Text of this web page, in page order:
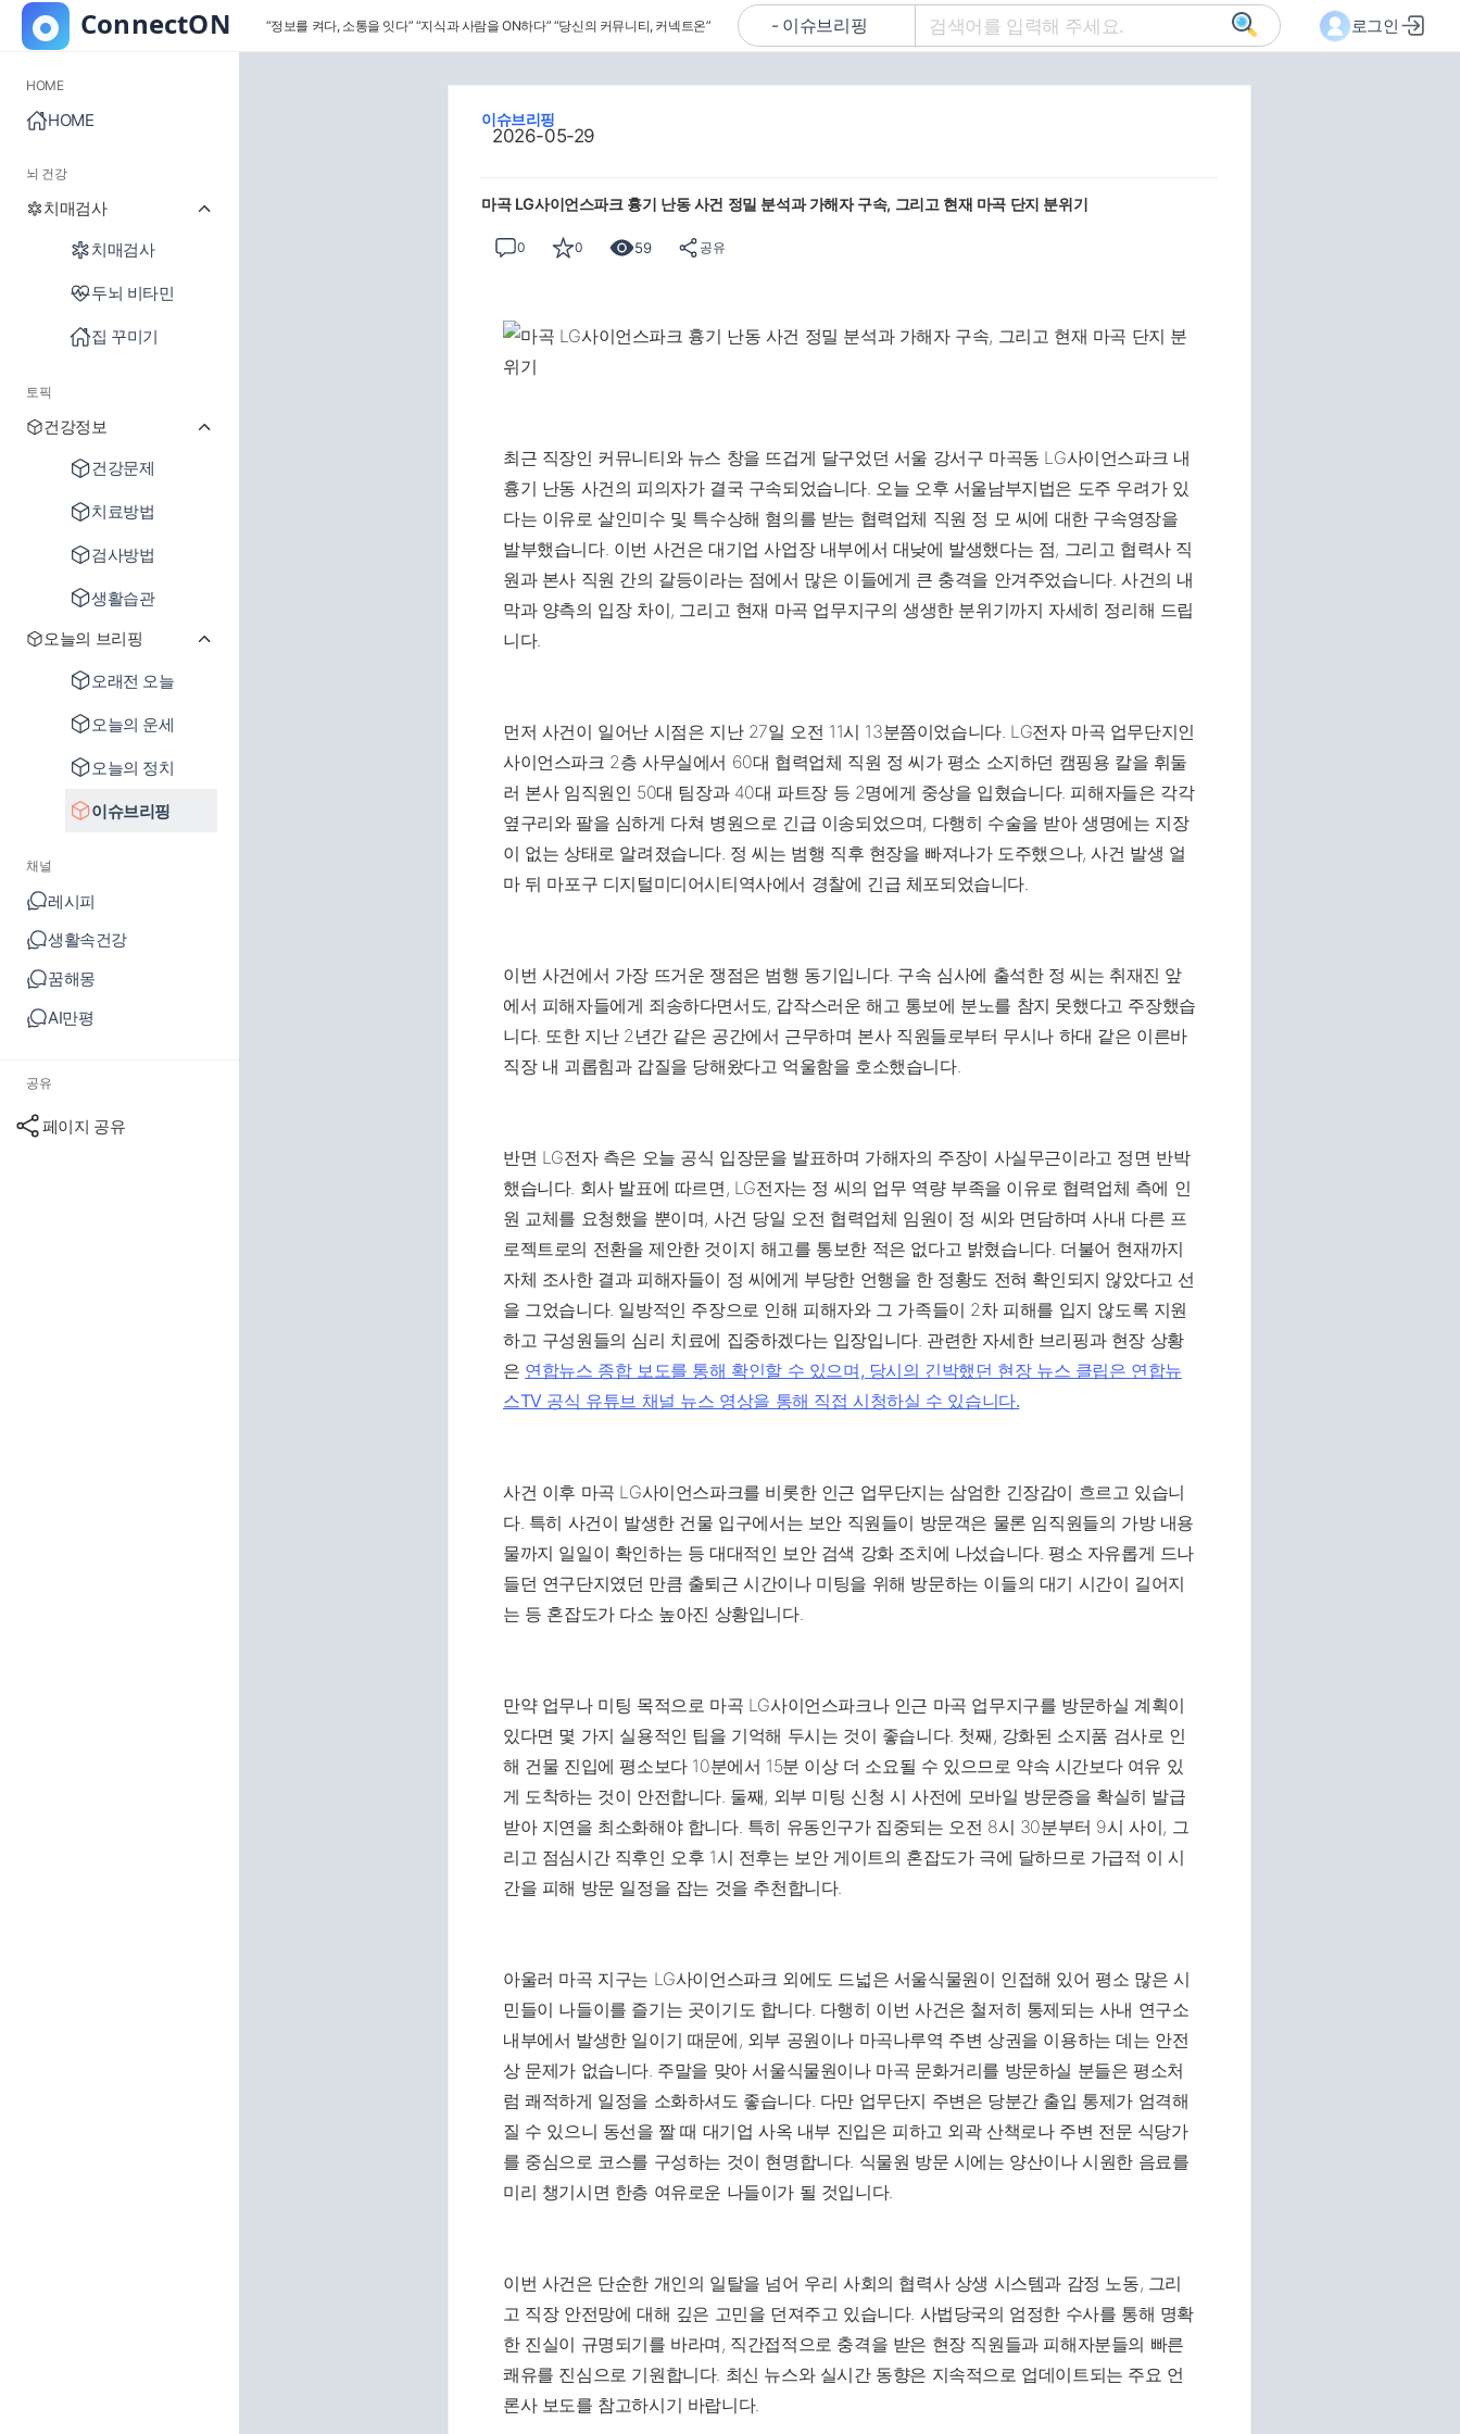
“정보를 켜다, 소통을 잇다” “지식과 사람을 ON하다” “당신의 커뮤니티, 커넥트온” 로그인
HOME
HOME
뇌 건강
치매검사
치매검사
두뇌 비타민
집 꾸미기
토픽
건강정보
건강문제
치료방법
검사방법
생활습관
오늘의 브리핑
오래전 오늘
오늘의 운세
오늘의 정치
이슈브리핑
채널
레시피
생활속건강
꿈해몽
AI만평
공유
페이지 공유
이슈브리핑
2026-05-29
마곡 LG사이언스파크 흉기 난동 사건 정밀 분석과 가해자 구속, 그리고 현재 마곡 단지 분위기
0 0 59 공유
최근 직장인 커뮤니티와 뉴스 창을 뜨겁게 달구었던 서울 강서구 마곡동 LG사이언스파크 내
흉기 난동 사건의 피의자가 결국 구속되었습니다. 오늘 오후 서울남부지법은 도주 우려가 있
다는 이유로 살인미수 및 특수상해 혐의를 받는 협력업체 직원 정 모 씨에 대한 구속영장을
발부했습니다. 이번 사건은 대기업 사업장 내부에서 대낮에 발생했다는 점, 그리고 협력사 직
원과 본사 직원 간의 갈등이라는 점에서 많은 이들에게 큰 충격을 안겨주었습니다. 사건의 내
막과 양측의 입장 차이, 그리고 현재 마곡 업무지구의 생생한 분위기까지 자세히 정리해 드립
니다.
먼저 사건이 일어난 시점은 지난 27일 오전 11시 13분쯤이었습니다. LG전자 마곡 업무단지인
사이언스파크 2층 사무실에서 60대 협력업체 직원 정 씨가 평소 소지하던 캠핑용 칼을 휘둘
러 본사 임직원인 50대 팀장과 40대 파트장 등 2명에게 중상을 입혔습니다. 피해자들은 각각
옆구리와 팔을 심하게 다쳐 병원으로 긴급 이송되었으며, 다행히 수술을 받아 생명에는 지장
이 없는 상태로 알려졌습니다. 정 씨는 범행 직후 현장을 빠져나가 도주했으나, 사건 발생 얼
마 뒤 마포구 디지털미디어시티역사에서 경찰에 긴급 체포되었습니다.
이번 사건에서 가장 뜨거운 쟁점은 범행 동기입니다. 구속 심사에 출석한 정 씨는 취재진 앞
에서 피해자들에게 죄송하다면서도, 갑작스러운 해고 통보에 분노를 참지 못했다고 주장했습
니다. 또한 지난 2년간 같은 공간에서 근무하며 본사 직원들로부터 무시나 하대 같은 이른바
직장 내 괴롭힘과 갑질을 당해왔다고 억울함을 호소했습니다.
반면 LG전자 측은 오늘 공식 입장문을 발표하며 가해자의 주장이 사실무근이라고 정면 반박
했습니다. 회사 발표에 따르면, LG전자는 정 씨의 업무 역량 부족을 이유로 협력업체 측에 인
원 교체를 요청했을 뿐이며, 사건 당일 오전 협력업체 임원이 정 씨와 면담하며 사내 다른 프
로젝트로의 전환을 제안한 것이지 해고를 통보한 적은 없다고 밝혔습니다. 더불어 현재까지
자체 조사한 결과 피해자들이 정 씨에게 부당한 언행을 한 정황도 전혀 확인되지 않았다고 선
을 그었습니다. 일방적인 주장으로 인해 피해자와 그 가족들이 2차 피해를 입지 않도록 지원
하고 구성원들의 심리 치료에 집중하겠다는 입장입니다. 관련한 자세한 브리핑과 현장 상황
은 연합뉴스 종합 보도를 통해 확인할 수 있으며, 당시의 긴박했던 현장 뉴스 클립은 연합뉴
스TV 공식 유튜브 채널 뉴스 영상을 통해 직접 시청하실 수 있습니다.
사건 이후 마곡 LG사이언스파크를 비롯한 인근 업무단지는 삼엄한 긴장감이 흐르고 있습니
다. 특히 사건이 발생한 건물 입구에서는 보안 직원들이 방문객은 물론 임직원들의 가방 내용
물까지 일일이 확인하는 등 대대적인 보안 검색 강화 조치에 나섰습니다. 평소 자유롭게 드나
들던 연구단지였던 만큼 출퇴근 시간이나 미팅을 위해 방문하는 이들의 대기 시간이 길어지
는 등 혼잡도가 다소 높아진 상황입니다.
만약 업무나 미팅 목적으로 마곡 LG사이언스파크나 인근 마곡 업무지구를 방문하실 계획이
있다면 몇 가지 실용적인 팁을 기억해 두시는 것이 좋습니다. 첫째, 강화된 소지품 검사로 인
해 건물 진입에 평소보다 10분에서 15분 이상 더 소요될 수 있으므로 약속 시간보다 여유 있
게 도착하는 것이 안전합니다. 둘째, 외부 미팅 신청 시 사전에 모바일 방문증을 확실히 발급
받아 지연을 최소화해야 합니다. 특히 유동인구가 집중되는 오전 8시 30분부터 9시 사이, 그
리고 점심시간 직후인 오후 1시 전후는 보안 게이트의 혼잡도가 극에 달하므로 가급적 이 시
간을 피해 방문 일정을 잡는 것을 추천합니다.
아울러 마곡 지구는 LG사이언스파크 외에도 드넓은 서울식물원이 인접해 있어 평소 많은 시
민들이 나들이를 즐기는 곳이기도 합니다. 다행히 이번 사건은 철저히 통제되는 사내 연구소
내부에서 발생한 일이기 때문에, 외부 공원이나 마곡나루역 주변 상권을 이용하는 데는 안전
상 문제가 없습니다. 주말을 맞아 서울식물원이나 마곡 문화거리를 방문하실 분들은 평소처
럼 쾌적하게 일정을 소화하셔도 좋습니다. 다만 업무단지 주변은 당분간 출입 통제가 엄격해
질 수 있으니 동선을 짤 때 대기업 사옥 내부 진입은 피하고 외곽 산책로나 주변 전문 식당가
를 중심으로 코스를 구성하는 것이 현명합니다. 식물원 방문 시에는 양산이나 시원한 음료를
미리 챙기시면 한층 여유로운 나들이가 될 것입니다.
이번 사건은 단순한 개인의 일탈을 넘어 우리 사회의 협력사 상생 시스템과 감정 노동, 그리
고 직장 안전망에 대해 깊은 고민을 던져주고 있습니다. 사법당국의 엄정한 수사를 통해 명확
한 진실이 규명되기를 바라며, 직간접적으로 충격을 받은 현장 직원들과 피해자분들의 빠른
쾌유를 진심으로 기원합니다. 최신 뉴스와 실시간 동향은 지속적으로 업데이트되는 주요 언
론사 보도를 참고하시기 바랍니다.